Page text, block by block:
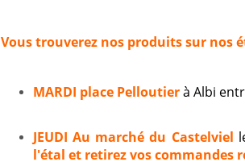
Vous trouverez nos produits sur nos
MARDI place Pelloutierà Albi
JEUDI Au marché du Castelviel
l'étal et retirez vos commandes